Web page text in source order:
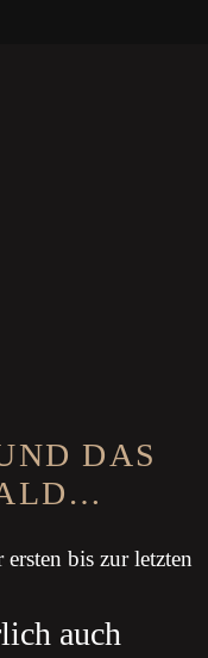
DAS
bis zur letzten
auch